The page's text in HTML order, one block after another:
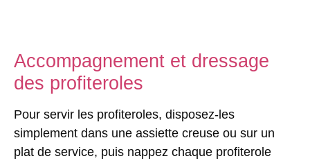
Accompagnement et dressage
des profiteroles
Pour servir les profiteroles, disposez-les
simplement dans une assiette creuse ou sur un
plat de service, puis nappez chaque profiterole